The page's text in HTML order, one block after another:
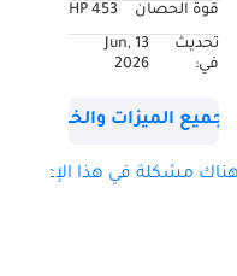
تتضمن استبدال
الفرامل ✨ الميزات
بتصميم توربو مقاس
قيادة مدفأة من ألياف
قوة الحصان
453 HP
تحديث
في:
13 Jun,
2026
جميع الميزات والخصائص
مشكلة في هذا الإعلان؟